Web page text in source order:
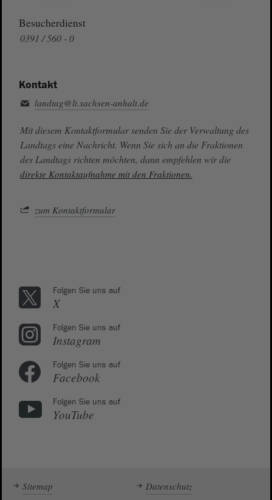
Besucherdienst
0391 / 560 - 0
Kontakt
landtag@lt.sachsen-anhalt.de
Mit diesem Kontaktformular senden Sie der Verwaltung des
Landtags eine Nachricht. Wenn Sie sich an die Fraktionen
des Landtags richten möchten, dann empfehlen wir die
direkte Kontaktaufnahme mit den Fraktionen.
zum Kontaktformular
Folgen Sie uns auf
X
Folgen Sie uns auf
Instagram
Folgen Sie uns auf
Facebook
Folgen Sie uns auf
YouTube
Sitemap Datenschutz